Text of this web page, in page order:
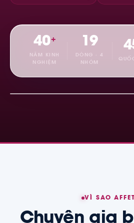
40+
NĂM KINH
NGHIỆM
19
DÒNG · 4
NHÓM
AFFETTI
MADE IN ITALY
ISO 9001 · PP · PVDF · PE
VÌ SAO
Chuyên gia